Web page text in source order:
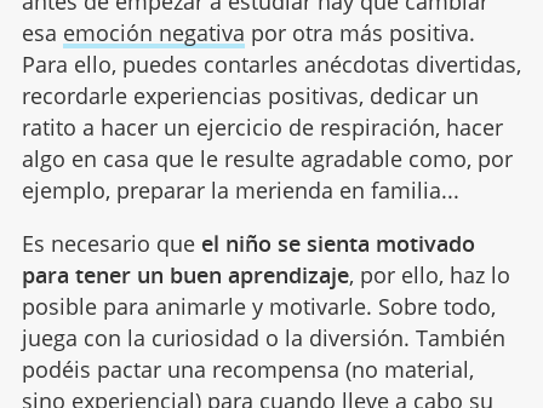
esa emoción negativa por otra más positiva.
Para ello, puedes contarles anécdotas divertidas,
recordarle experiencias positivas, dedicar un
ratito a hacer un ejercicio de respiración, hacer
algo en casa que le resulte agradable como, por
ejemplo, preparar la merienda en familia...
Es necesario que el niño se sienta motivado
para tener un buen aprendizaje, por ello, haz lo
posible para animarle y motivarle. Sobre todo,
juega con la curiosidad o la diversión. También
podéis pactar una recompensa (no material,
sino experiencial) para cuando lleve a cabo su